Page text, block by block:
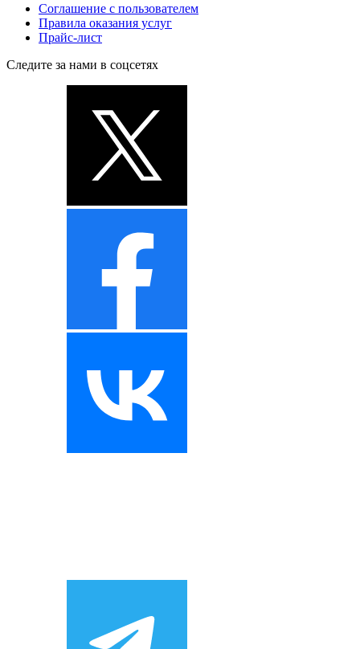
Соглашение с пользователем
Правила оказания услуг
Прайс-лист
Следите за нами в соцсетях